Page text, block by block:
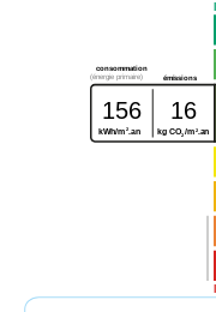
consommation
émissions
(énergie primaire)
156 16
kWh/m 2 .an kg CO2/m2.an